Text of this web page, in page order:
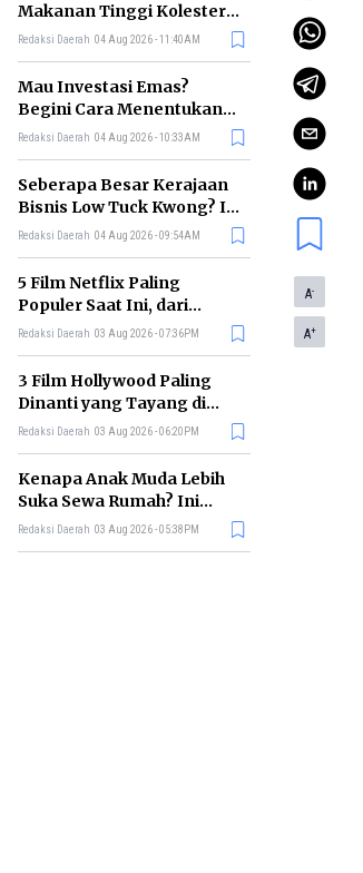
Makanan Tinggi Kolesterol
Ini Ternyata Menyehatkan
Redaksi Daerah 04 Aug 2026 - 11:40AM
Mau Investasi Emas?
Begini Cara Menentukan
Waktu Terbaik untuk
Redaksi Daerah 04 Aug 2026 - 10:33AM
Seberapa Besar Kerajaan
Bisnis Low Tuck Kwong? Ini
Pohon Usaha Pemilik BYAN
Redaksi Daerah 04 Aug 2026 - 09:54AM
5 Film Netflix Paling
Populer Saat Ini, dari
Thriller hingga Drama Seru
Redaksi Daerah 03 Aug 2026 - 07:36PM
3 Film Hollywood Paling
Dinanti yang Tayang di
Bioskop Agustus 2026
Redaksi Daerah 03 Aug 2026 - 06:20PM
Kenapa Anak Muda Lebih
Suka Sewa Rumah? Ini
Faktor Pemicunya
Redaksi Daerah 03 Aug 2026 - 05:38PM
A-
A+